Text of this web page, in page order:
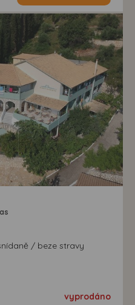
/ beze stravy
vyprodáno